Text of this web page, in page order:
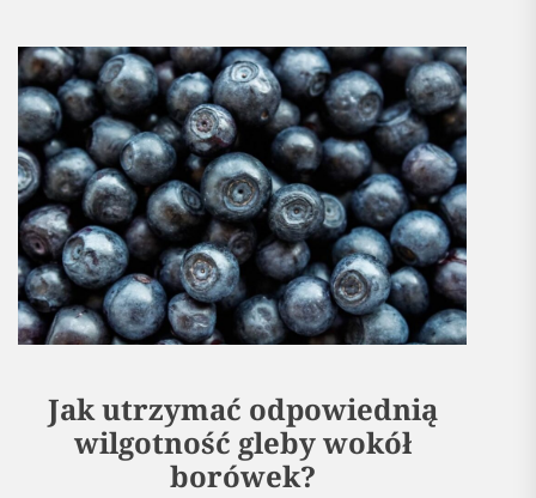
Jak utrzymać odpowiednią
wilgotność gleby wokół
borówek?